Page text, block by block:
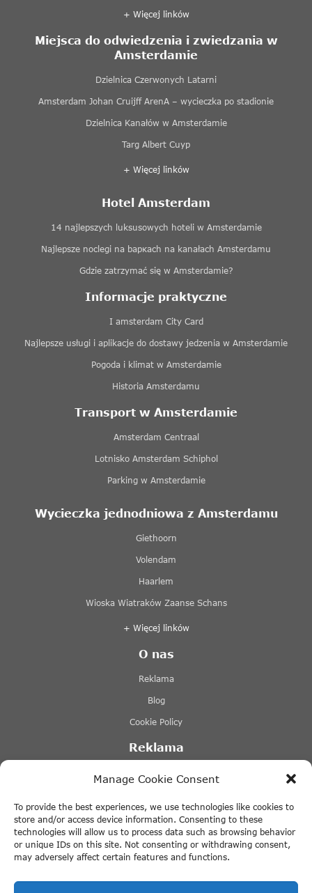
Manage Cookie Consent
To provide the best experiences, we use technologies like cookies to
store and/or access device information. Consenting to these
technologies will allow us to process data such as browsing behavior
or unique IDs on this site. Not consenting or withdrawing consent,
may adversely affect certain features and functions.
+ Więcej linków
Miejsca do odwiedzenia i zwiedzania w
Amsterdamie
Dzielnica Czerwonych Latarni
Amsterdam Johan Cruijff ArenA – wycieczka po stadionie
Dzielnica Kanałów w Amsterdamie
Targ Albert Cuyp
+ Więcej linków
Hotel Amsterdam
14 najlepszych luksusowych hoteli w Amsterdamie
Najlepsze noclegi na baркach na kanałach Amsterdamu
Gdzie zatrzymać się w Amsterdamie?
Informacje praktyczne
I amsterdam City Card
Najlepsze usługi i aplikacje do dostawy jedzenia w Amsterdamie
Pogoda i klimat w Amsterdamie
Historia Amsterdamu
Transport w Amsterdamie
Amsterdam Centraal
Lotnisko Amsterdam Schiphol
Parking w Amsterdamie
Wycieczka jednodniowa z Amsterdamu
Giethoorn
Volendam
Haarlem
Wioska Wiatraków Zaanse Schans
+ Więcej linków
O nas
Reklama
Blog
Cookie Policy
Reklama
Lovers Canal Cruises Amsterdam
Tours & Tickets Amsterdam
Canal Motorboats
+ Więcej linków